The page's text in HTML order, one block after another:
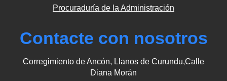
Procuraduría de la Administración
Contacte con nosotros
Corregimiento de Ancón, Llanos de Curundu,Calle
Diana Morán